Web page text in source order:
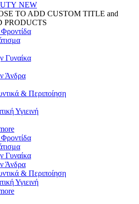
NEW
TO ADD CUSTOM TITLE and
PRODUCTS
Γυναίκα
Άνδρα
& Περιποίηση
Υγιεινή
Γυναίκα
Άνδρα
& Περιποίηση
Υγιεινή